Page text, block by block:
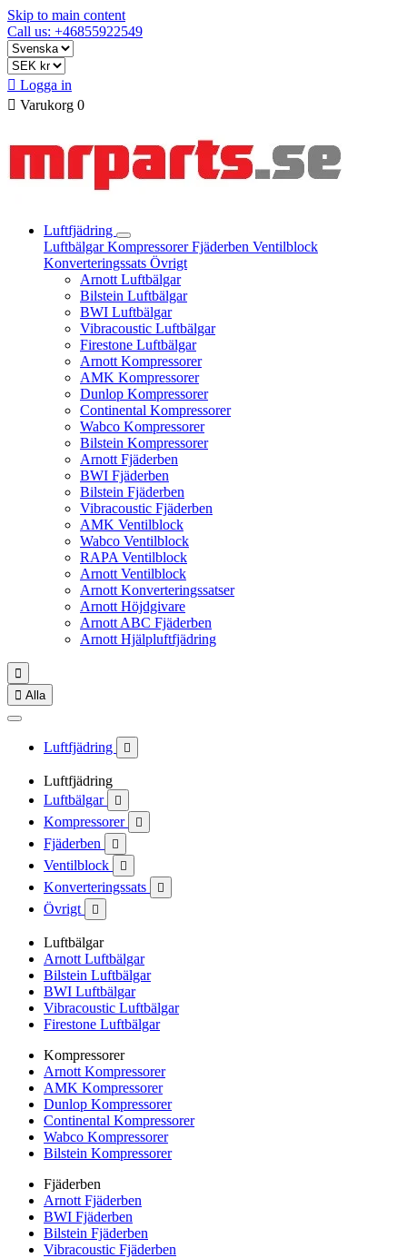
Skip to main content
Call us: +46855922549
 Logga in
 Varukorg 0
Luftfjädring
LuftbälgarKompressorerFjäderben Ventilblock
Konverteringssats Övrigt
Arnott Luftbälgar
Bilstein Luftbälgar
BWI Luftbälgar
Vibracoustic Luftbälgar
Firestone Luftbälgar
Arnott Kompressorer
AMK Kompressorer
Dunlop Kompressorer
Continental Kompressorer
Wabco Kompressorer
Bilstein Kompressorer
Arnott Fjäderben
BWI Fjäderben
Bilstein Fjäderben
Vibracoustic Fjäderben
AMK Ventilblock
Wabco Ventilblock
RAPA Ventilblock
Arnott Ventilblock
Arnott Konverteringssatser
Arnott Höjdgivare
Arnott ABC Fjäderben
Arnott Hjälpluftfjädring

 Alla
Luftfjädring 
Luftfjädring
Luftbälgar

Kompressorer 
Fjäderben 
Ventilblock 
Konverteringssats 
Övrigt 
Luftbälgar
Arnott Luftbälgar
Bilstein Luftbälgar
BWI Luftbälgar
Vibracoustic Luftbälgar
Firestone Luftbälgar
Kompressorer
Arnott Kompressorer
AMK Kompressorer
Dunlop Kompressorer
Continental Kompressorer
Wabco Kompressorer
Bilstein Kompressorer
Fjäderben
Arnott Fjäderben
BWI Fjäderben
Bilstein Fjäderben
Vibracoustic Fjäderben